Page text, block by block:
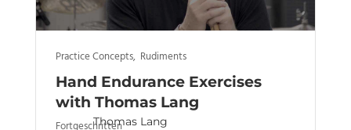
Practice Concepts, Rudiments
Hand Endurance Exercises
with Thomas Lang
Thomas Lang